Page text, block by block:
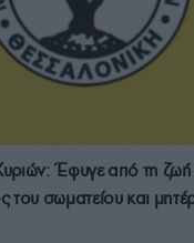
Έφυγε από τη ζωή
του σωματείου και